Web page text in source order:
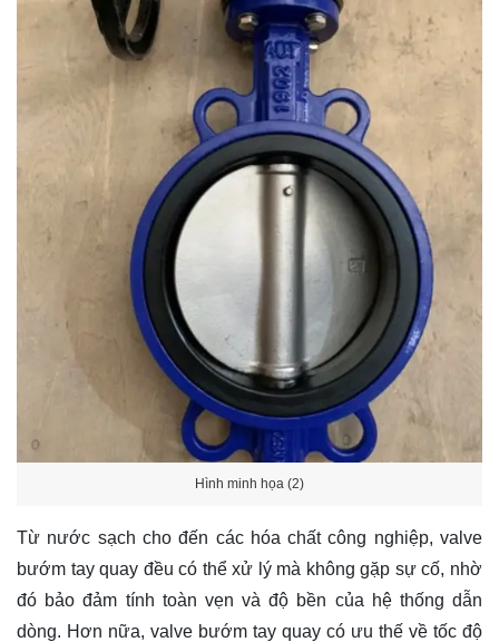
Hình minh họa (2)
Từ nước sạch cho đến các hóa chất công nghiệp, valve
bướm tay quay đều có thể xử lý mà không gặp sự cố, nhờ
đó bảo đảm tính toàn vẹn và độ bền của hệ thống dẫn
dòng. Hơn nữa, valve bướm tay quay có ưu thế về tốc độ